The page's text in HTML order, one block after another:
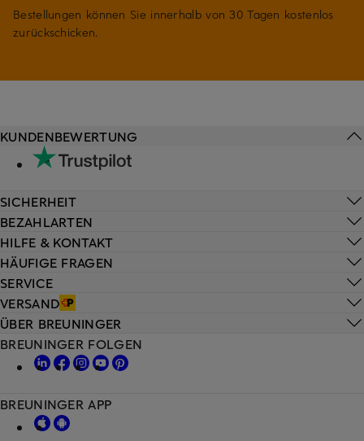
Bestellungen können Sie innerhalb von 30 Tagen kostenlos
zurückschicken.
HILFE & KONTAKT
HÄUFIGE FRAGEN
SERVICE
VERSAND
KUNDENBEWERTUNG
SICHERHEIT
BEZAHLARTEN
ÜBER BREUNINGER
BREUNINGER FOLGEN
BREUNINGER APP